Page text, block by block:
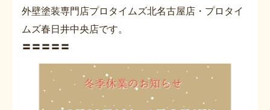
外壁塗装専門店プロタイムズ北名古屋店・プロタイ
ムズ春日井中央店です。
〓〓〓〓〓